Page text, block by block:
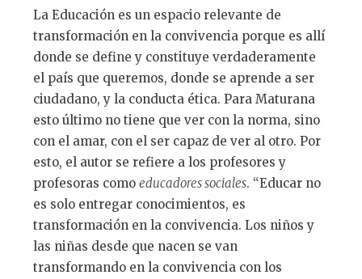
La Educación es un espacio relevante de
transformación en la convivencia porque es allí
donde se define y constituye verdaderamente
el país que queremos, donde se aprende a ser
ciudadano, y la conducta ética. Para Maturana
esto último no tiene que ver con la norma, sino
con el amar, con el ser capaz de ver al otro. Por
esto, el autor se refiere a los profesores y
profesoras como educadores sociales. “Educar no
es solo entregar conocimientos, es
transformación en la convivencia. Los niños y
las niñas desde que nacen se van
transformando en la convivencia con los